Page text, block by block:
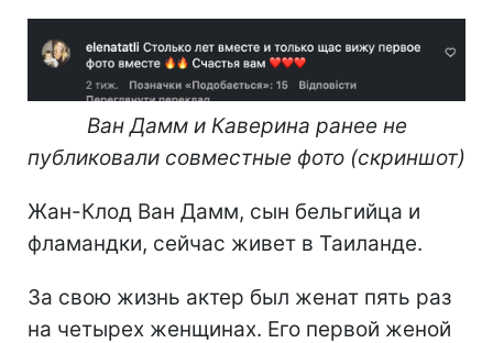
Ван Дамм и Каверина ранее не
публиковали совместные фото (скриншот)
Жан-Клод Ван Дамм, сын бельгийца и
фламандки, сейчас живет в Таиланде.
За свою жизнь актер был женат пять раз
на четырех женщинах. Его первой женой